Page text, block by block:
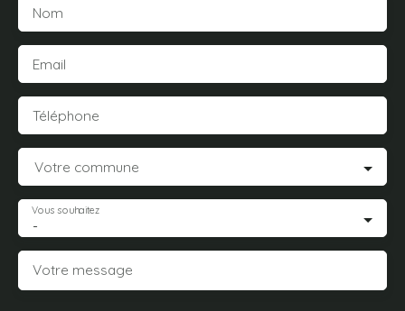
Nom
Email
Téléphone
Votre commune
-
Vous souhaitez
Votre message